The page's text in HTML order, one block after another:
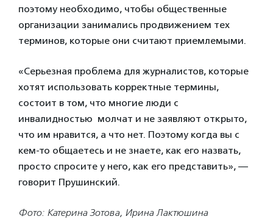
поэтому необходимо, чтобы общественные
организации занимались продвижением тех
терминов, которые они считают приемлемыми.
«Серьезная проблема для журналистов, которые
хотят использовать корректные термины,
состоит в том, что многие люди с
инвалидностью молчат и не заявляют открыто,
что им нравится, а что нет. Поэтому когда вы с
кем-то общаетесь и не знаете, как его назвать,
просто спросите у него, как его представить», —
говорит Прушинский.
Фото: Катерина Зотова, Ирина Лактюшина